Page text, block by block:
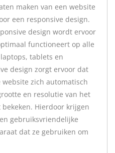
maken van een website
een responsive design.
design wordt ervoor
functioneert op alle
tablets en
design zorgt ervoor dat
zich automatisch
en resolutie van het
Hierdoor krijgen
gebruiksvriendelijke
dat ze gebruiken om